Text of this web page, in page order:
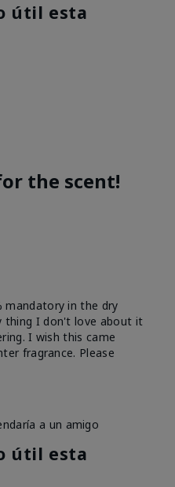
útil esta
the scent!
mandatory in the dry
thing I don't love about it
I wish this came
fragrance. Please
a un amigo
útil esta